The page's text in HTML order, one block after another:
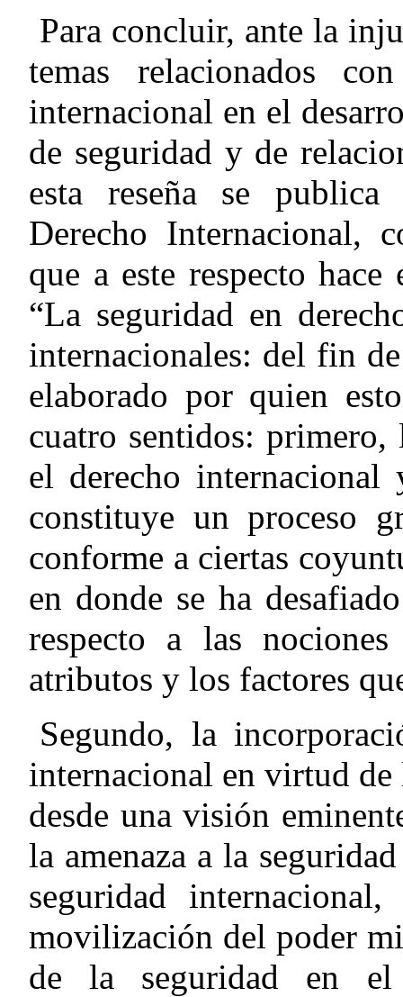
Para concluir, ante la
temas relacionados
internacional en el
de seguridad y de
esta reseña se
Derecho Internacional,
que a este respecto
“La seguridad en
internacionales: del fin
elaborado por quien
cuatro sentidos:primero,
el derecho internacional
constituye un proceso
conforme a ciertas
en donde se ha
respecto a las
atributos y los factores
Segundo, la
internacional en virtud de
desde una visión
la amenaza a la
seguridad
movilización del poder
de la seguridad en el